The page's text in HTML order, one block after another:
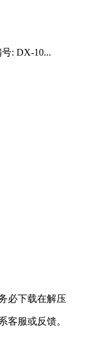
号: DX-10...
必下载在解压
客服或反馈。